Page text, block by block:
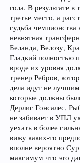
гола. В результате
третье место, а
судьба
невнятная
Беланда, Велозу,
Гладкий полностью
вроде их уровня
тренер Ребров,
дела идут не
которые должны
Дерлис Гонсалес,
не забивает в УПЛ
уехать в более
вижу каких-то
вполне вероятно
максимум что это